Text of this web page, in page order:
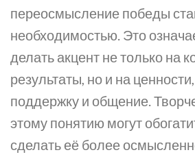
переосмысление победы
необходимостью. Это
делать акцент не только на
результаты, но и на
поддержку и общение.
этому понятию могут
сделать её более